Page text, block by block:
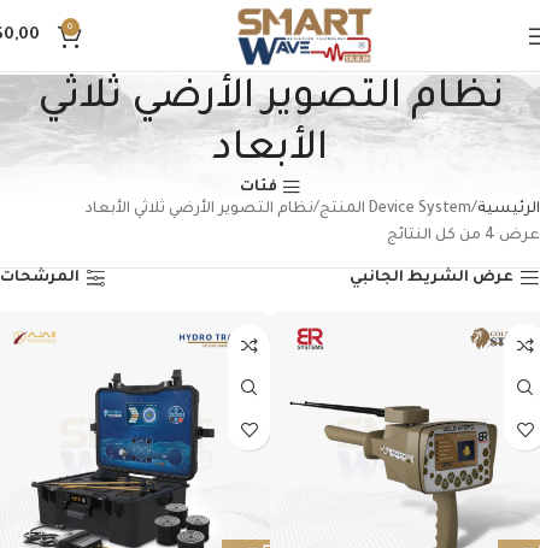
0
0,00
نظام التصوير الأرضي ثلاثي
الأبعاد
فئات
الرئيسية Device System المنتج
نظام التصوير الأرضي ثلاثي الأبعاد
عرض ⁦4⁩ من كل النتائج
عرض الشريط الجانبي المرشحات